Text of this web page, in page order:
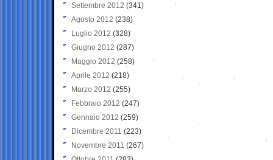
Settembre 2012 (341)
Agosto 2012 (238)
Luglio 2012 (328)
Giugno 2012 (287)
Maggio 2012 (258)
Aprile 2012 (218)
Marzo 2012 (255)
Febbraio 2012 (247)
Gennaio 2012 (259)
Dicembre 2011 (223)
Novembre 2011 (267)